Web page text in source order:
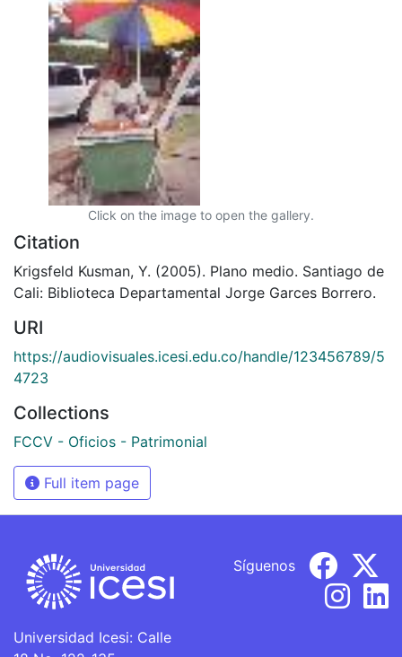
Click on the image to open the gallery.
Citation
Krigsfeld Kusman, Y. (2005). Plano medio. Santiago de
Cali: Biblioteca Departamental Jorge Garces Borrero.
URI
https://audiovisuales.icesi.edu.co/handle/123456789/5
4723
Collections
FCCV - Oficios - Patrimonial
Full item page
Universidad Icesi: Calle
Síguenos